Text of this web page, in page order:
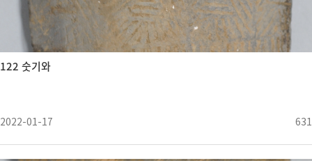
122 숫기와
2022-01-17 631